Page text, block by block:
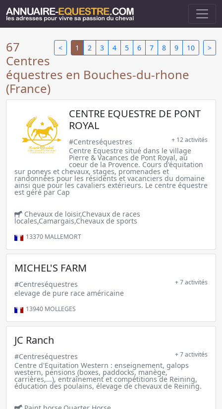
< 1 2 3 4 5 6 7 8 9 10 >
67
Centres
équestres en Bouches-du-rhone
(France)
CENTRE EQUESTRE DE PONT
ROYAL
#Centreséquestres + 12 activités
Centre Equestre situé dans le village
Pierre & Vacances de Pont Royal, au
coeur de la Provence. Cours d'équitation
sur poneys et chevaux, stages, promenades et
randonnées pour les résidents et vacanciers du domaine
ainsi que pour les cavaliers extérieurs. Le centre équestre
est géré par Cap
Chevaux de loisir,Chevaux de races
locales,Camargais,Chevaux de sports
13370 MALLEMORT
MICHEL'S FARM
#Centreséquestres + 7 activités
elevage de pure race américaine
13940 MOLLEGES
JC Ranch
#Centreséquestres + 7 activités
Centre d'Equitation Western : enseignement, galops
western, pensions (boxes, paddocks, manège,
carrières,...), entraînement et compétitions de Reining,
éducation des poulains, élevage de chevaux de Reining.